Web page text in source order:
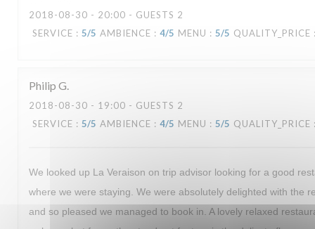
2018-08-30 - 20:00 - GUESTS 2
SERVICE : 5/5 AMBIENCE : 4/5 MENU : 5/5 QUALITY_PRICE
Philip G
2018-08-30 - 19:00 - GUESTS 2
SERVICE : 5/5 AMBIENCE : 4/5 MENU : 5/5 QUALITY_PRICE
We looked up La Veraison on trip advisor looking for a good
where we were staying. We were absolutely delighted with the
and so pleased we managed to book in. A lovely relaxed